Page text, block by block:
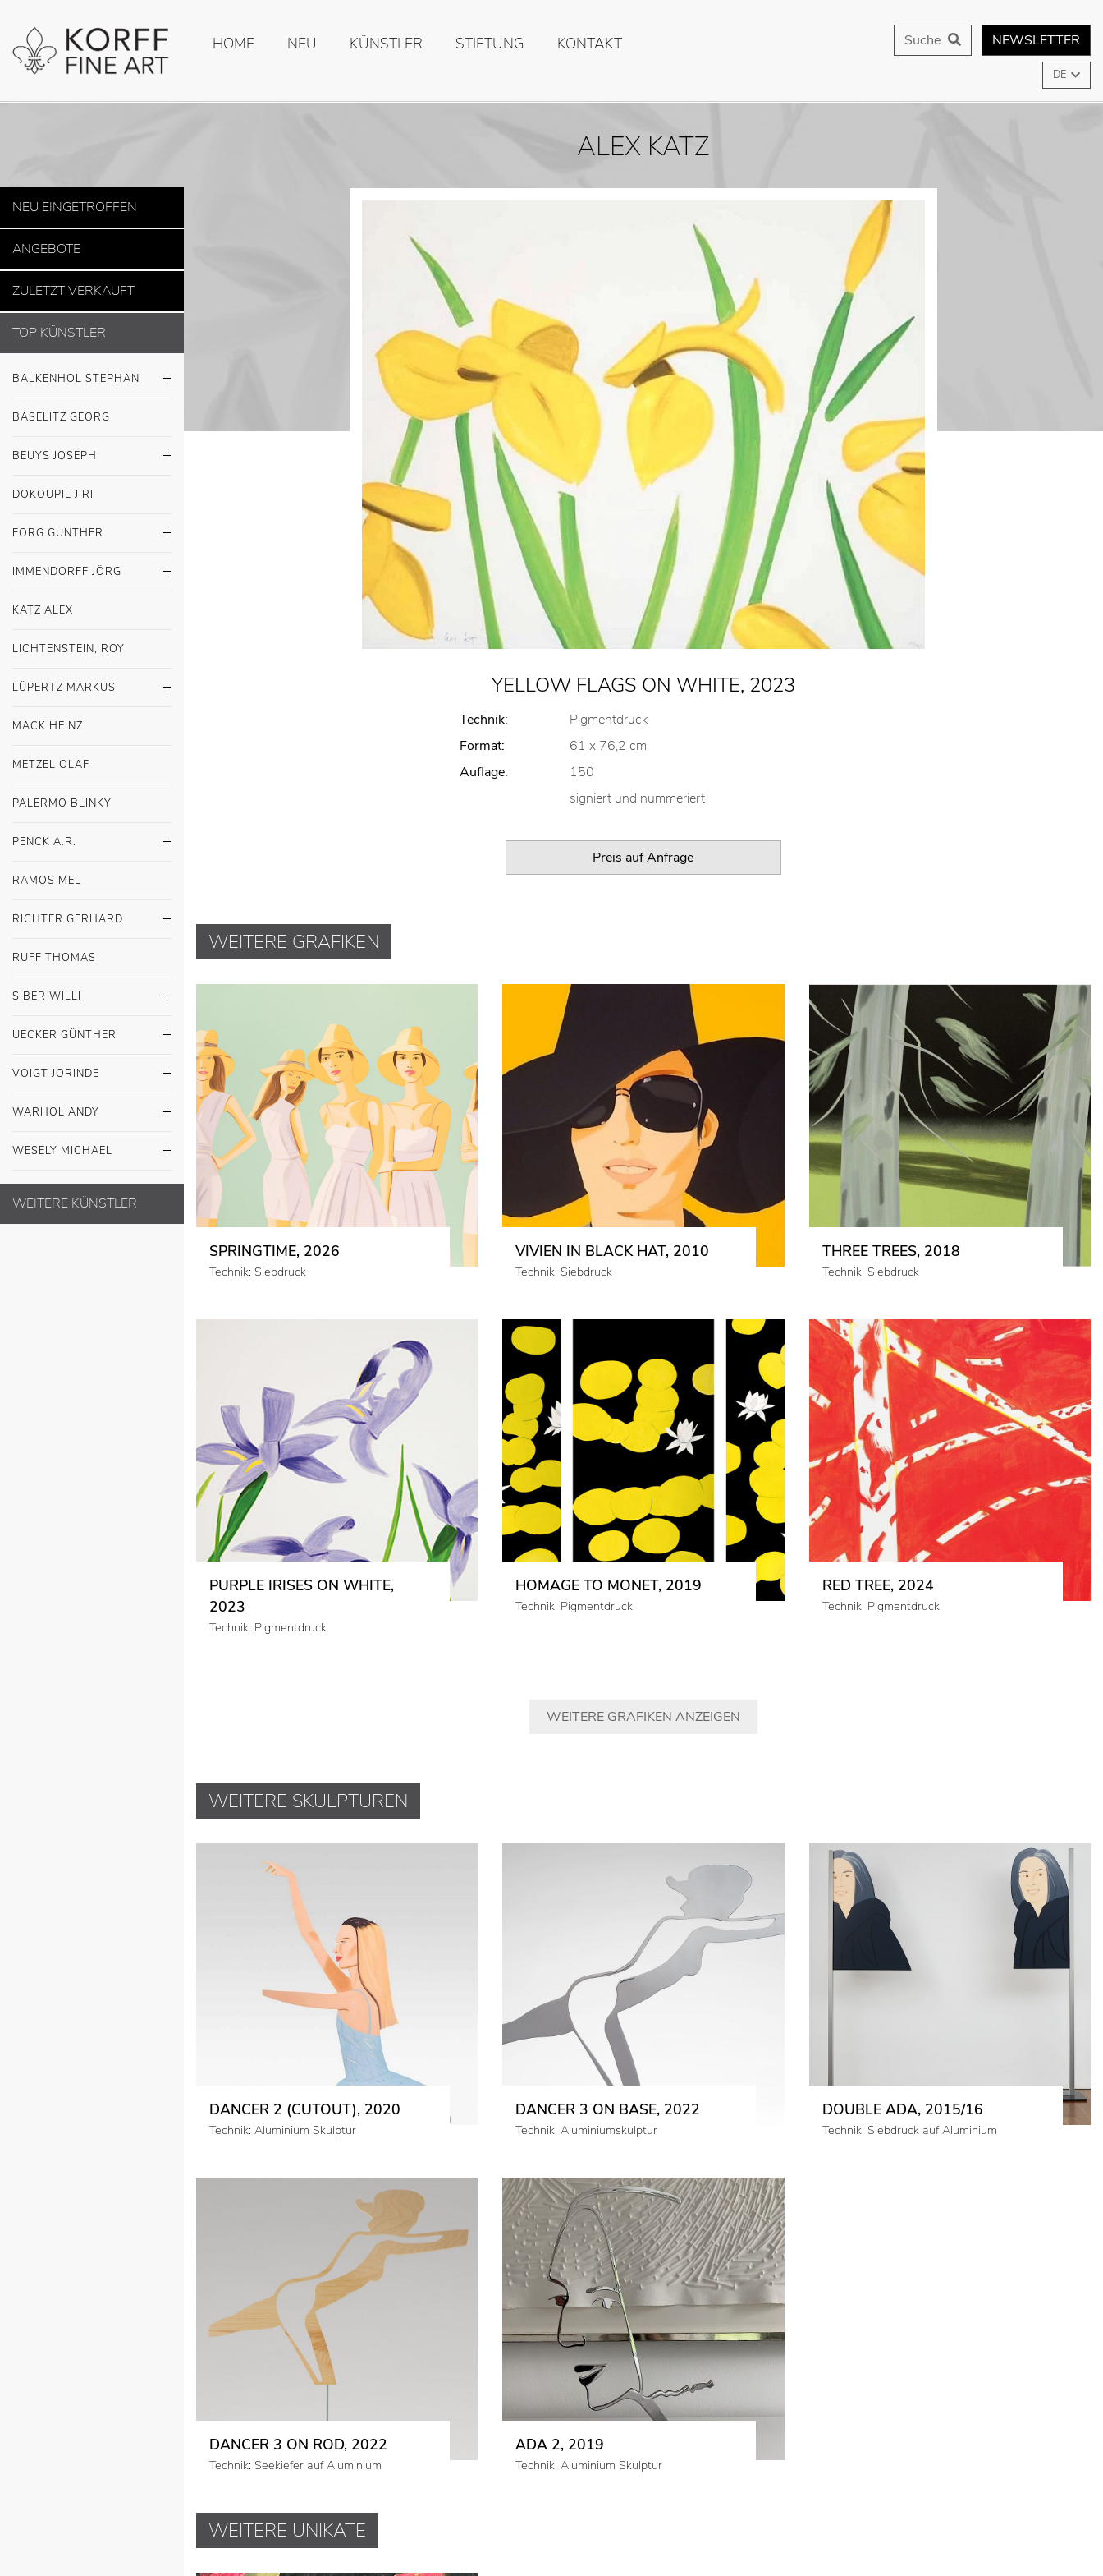
HOME NEU KÜNSTLER STIFTUNG KONTAKT NEWSLETTER
Suche
DE
NEU EINGETROFFEN
ANGEBOTE
ZULETZT VERKAUFT
TOP KÜNSTLER
BALKENHOL STEPHAN
BASELITZ GEORG
BEUYS JOSEPH
DOKOUPIL JIRI
FÖRG GÜNTHER
IMMENDORFF JÖRG
KATZ ALEX
LICHTENSTEIN, ROY
LÜPERTZ MARKUS
MACK HEINZ
METZEL OLAF
PALERMO BLINKY
PENCK A.R.
RAMOS MEL
RICHTER GERHARD
RUFF THOMAS
SIBER WILLI
UECKER GÜNTHER
VOIGT JORINDE
WARHOL ANDY
WESELY MICHAEL
WEITERE KÜNSTLER
ALEX KATZ
YELLOW FLAGS ON WHITE, 2023
Technik:
Pigmentdruck
Format:
61 x 76,2 cm
Auflage:
150
signiert und nummeriert
Preis auf Anfrage
WEITERE GRAFIKEN
SPRINGTIME, 2026
Technik: Siebdruck
VIVIEN IN BLACK HAT, 2010
Technik: Siebdruck
THREE TREES, 2018
Technik: Siebdruck
PURPLE IRISES ON WHITE,
2023
Technik: Pigmentdruck
HOMAGE TO MONET, 2019
Technik: Pigmentdruck
RED TREE, 2024
Technik: Pigmentdruck
WEITERE GRAFIKEN ANZEIGEN
WEITERE SKULPTUREN
DANCER 2 (CUTOUT), 2020
Technik: Aluminium Skulptur
DANCER 3 ON BASE, 2022
Technik: Aluminiumskulptur
DOUBLE ADA, 2015/16
Technik: Siebdruck auf Aluminium
DANCER 3 ON ROD, 2022
Technik: Seekiefer auf Aluminium
ADA 2, 2019
Technik: Aluminium Skulptur
WEITERE UNIKATE